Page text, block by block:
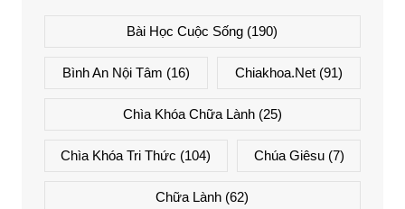
Bài Học Cuộc Sống (190)
Bình An Nội Tâm (16) Chiakhoa.net (91)
Chìa Khóa Chữa Lành(25)
Chìa Khóa Tri Thức (104) Chúa Giêsu(7)
Chữa Lành (62)